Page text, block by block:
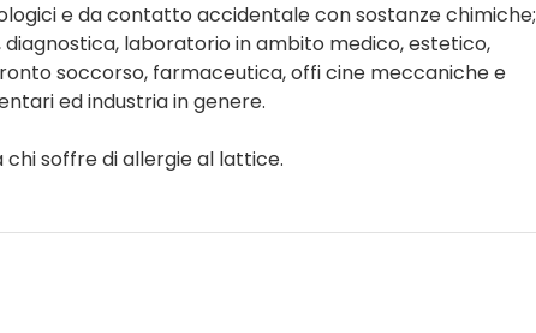
e da contatto accidentale con sostanze chimiche;
laboratorio in ambito medico, estetico,
soccorso, farmaceutica, offi cine meccaniche e
ed industria in genere.
chi soffre di allergie al lattice.